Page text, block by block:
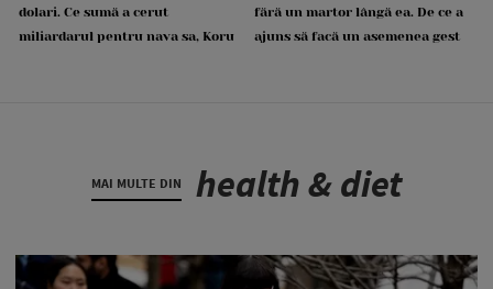
dolari. Ce sumă a cerut
miliardarul pentru nava sa, Koru
fără un martor lângă ea. De ce a
ajuns să facă un asemenea gest
MAI MULTE DIN health & diet